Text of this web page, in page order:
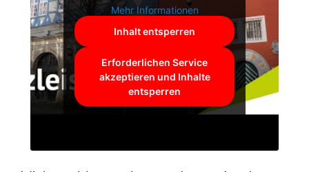
Mehr Informationen
Inhalt entsperren
Erforderlichen Service
akzeptieren und Inhalte
entsperren